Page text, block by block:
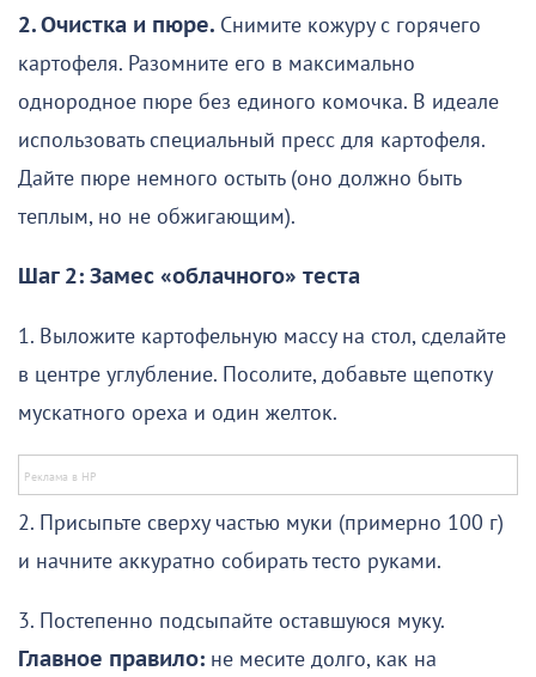
2. Очистка и пюре. Снимите кожуру с горячего
картофеля. Разомните его в максимально
однородное пюре без единого комочка. В идеале
использовать специальный пресс для картофеля.
Дайте пюре немного остыть (оно должно быть
теплым, но не обжигающим).
Шаг 2: Замес «облачного» теста
1. Выложите картофельную массу на стол, сделайте
в центре углубление. Посолите, добавьте щепотку
мускатного ореха и один желток.
2. Присыпьте сверху частью муки (примерно 100 г)
и начните аккуратно собирать тесто руками.
3. Постепенно подсыпайте оставшуюся муку.
Главное правило: не месите долго, как на